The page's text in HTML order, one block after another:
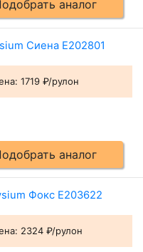
аналог
Сиена Е202801
1719 ₽/рулон
аналог
Фокс Е203622
2324 ₽/рулон